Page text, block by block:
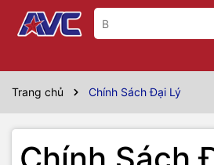
Trang chủ Chính Sách Đại Lý